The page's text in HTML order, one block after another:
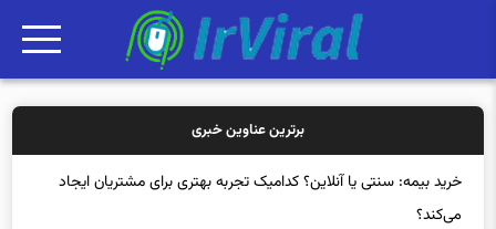
برترین عناوین خبری
خرید بیمه: سنتی یا آنلاین؟ کدامیک تجربه بهتری برای مشتریان ایجاد
می‌کند؟